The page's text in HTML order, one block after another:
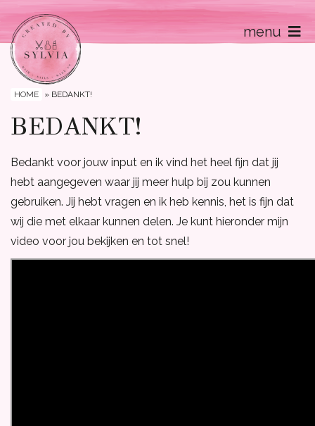
menu
Home
Contact
HOME » BEDANKT!
BEDANKT!
Bedankt voor jouw input en ik vind het heel fijn dat jij
hebt aangegeven waar jij meer hulp bij zou kunnen
gebruiken. Jij hebt vragen en ik heb kennis, het is fijn dat
wij die met elkaar kunnen delen. Je kunt hieronder mijn
video voor jou bekijken en tot snel!